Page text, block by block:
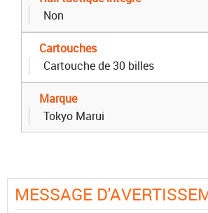
Non
Cartouches
Cartouche de 30 billes
Marque
Tokyo Marui
MESSAGE